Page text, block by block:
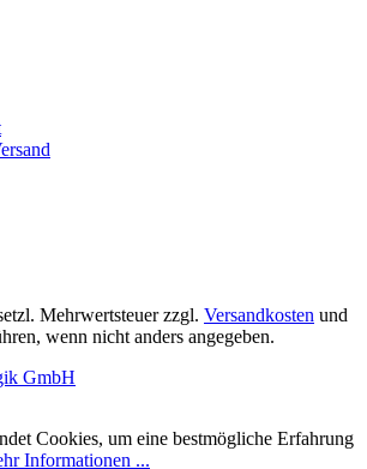
Mehrwertsteuer zzgl. Versandkosten und
wenn nicht anders angegeben.
GmbH
Cookies, um eine bestmögliche Erfahrung
Informationen ...